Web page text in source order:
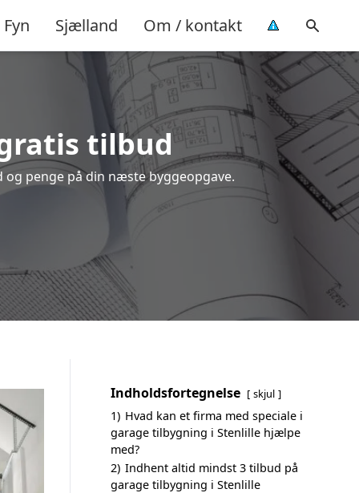
Fyn Sjælland Om / kontakt
tilbud
penge på din næste byggeopgave.
Indholdsfortegnelse skjul
1) Hvad kan et firma med speciale i
garage tilbygning i Stenlille hjælpe
med?
2) Indhent altid mindst 3 tilbud på
garage tilbygning i Stenlille